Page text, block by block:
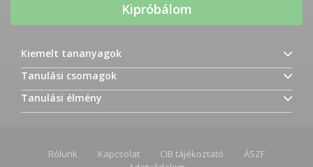
Kipróbálom
Kiemelt tananyagok
Tanulási csomagok
Tanulási élmény
Rólunk Kapcsolat CIB tájékoztató
ÁSZF